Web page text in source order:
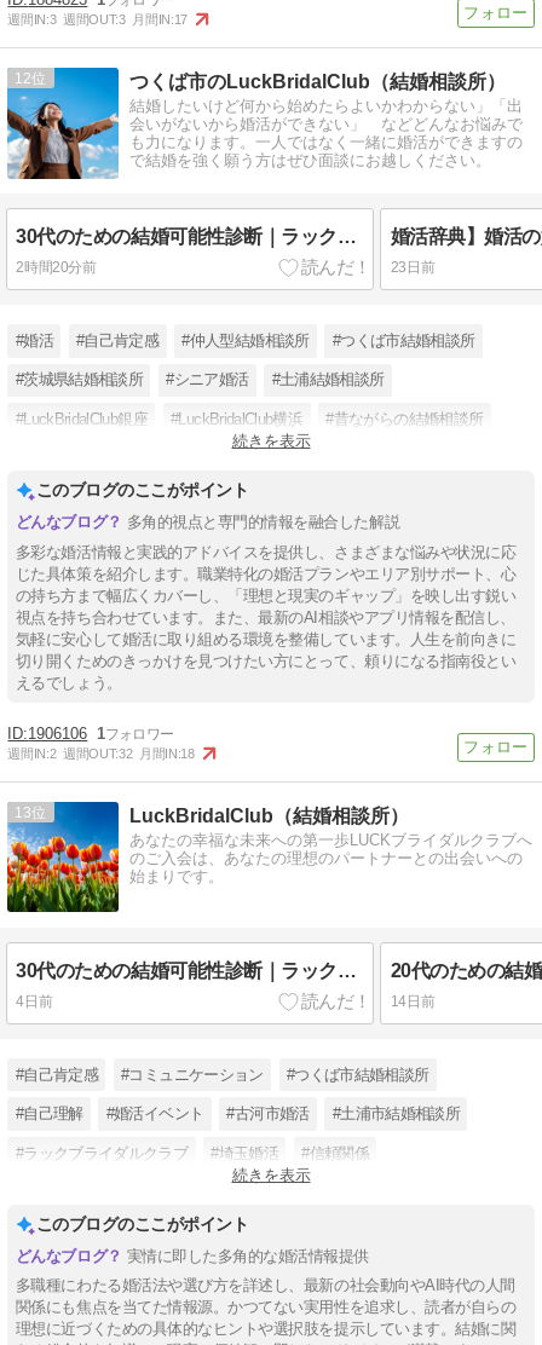
週間IN:3 週間OUT:3 月間IN:17
12 つくば市のLuckBridalClub（結婚相談所）
結婚したいけど何から始めたらよいかわからない」「出
会いがないから婚活ができない」 などどんなお悩みで
も力になります。一人ではなく一緒に婚活ができますの
で結婚を強く願う方はぜひ面談にお越しください。
30代のための結婚可能性診断｜ラックブライダルクラブ
2時間20分前 23日前
#婚活 #自己肯定感 #仲人型結婚相談所 #つくば市結婚相談所
#茨城県結婚相談所 #シニア婚活 #土浦結婚相談所
#LuckBridalClub銀座 #LuckBridalClub横浜 #昔ながらの結婚相談所
続きを表示
このブログのここがポイント
多角的視点と専門的情報を融合した解説
多彩な婚活情報と実践的アドバイスを提供し、さまざまな悩みや状況に応
じた具体策を紹介します。職業特化の婚活プランやエリア別サポート、心
の持ち方まで幅広くカバーし、「理想と現実のギャップ」を映し出す鋭い
視点を持ち合わせています。また、最新のAI相談やアプリ情報を配信し、
気軽に安心して婚活に取り組める環境を整備しています。人生を前向きに
切り開くためのきっかけを見つけたい方にとって、頼りになる指南役とい
えるでしょう。
1906106 1
週間IN:2 週間OUT:32 月間IN:18
13 LuckBridalClub（結婚相談所）
あなたの幸福な未来への第一歩LUCKブライダルクラブへ
のご入会は、あなたの理想のパートナーとの出会いへの
始まりです。
30代のための結婚可能性診断｜ラックブライダルクラブ
4日前 14日前
#自己肯定感 #コミュニケーション #つくば市結婚相談所
#自己理解 #婚活イベント #古河市婚活 #土浦市結婚相談所
#ラックブライダルクラブ #埼玉婚活 #信頼関係
続きを表示
このブログのここがポイント
実情に即した多角的な婚活情報提供
多職種にわたる婚活法や選び方を詳述し、最新の社会動向やAI時代の人間
関係にも焦点を当てた情報源。かつてない実用性を追求し、読者が自らの
理想に近づくための具体的なヒントや選択肢を提示しています。結婚に関